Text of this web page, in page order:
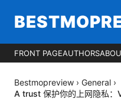
FRONT PAGEAUTHORS
Bestmopreview › General ›
A trust 保护你的上网隐私：